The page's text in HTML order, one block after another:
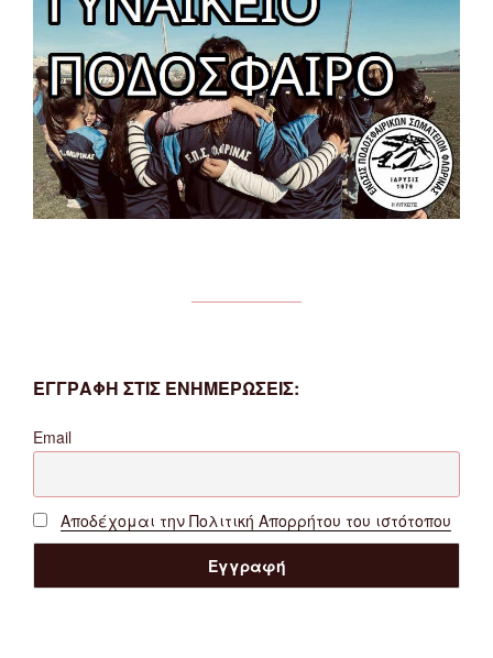
ΕΓΓΡΑΦΗ ΣΤΙΣ ΕΝΗΜΕΡΩΣΕΙΣ:
Email
Αποδέχομαι την Πολιτική Απορρήτου του ιστότοπου